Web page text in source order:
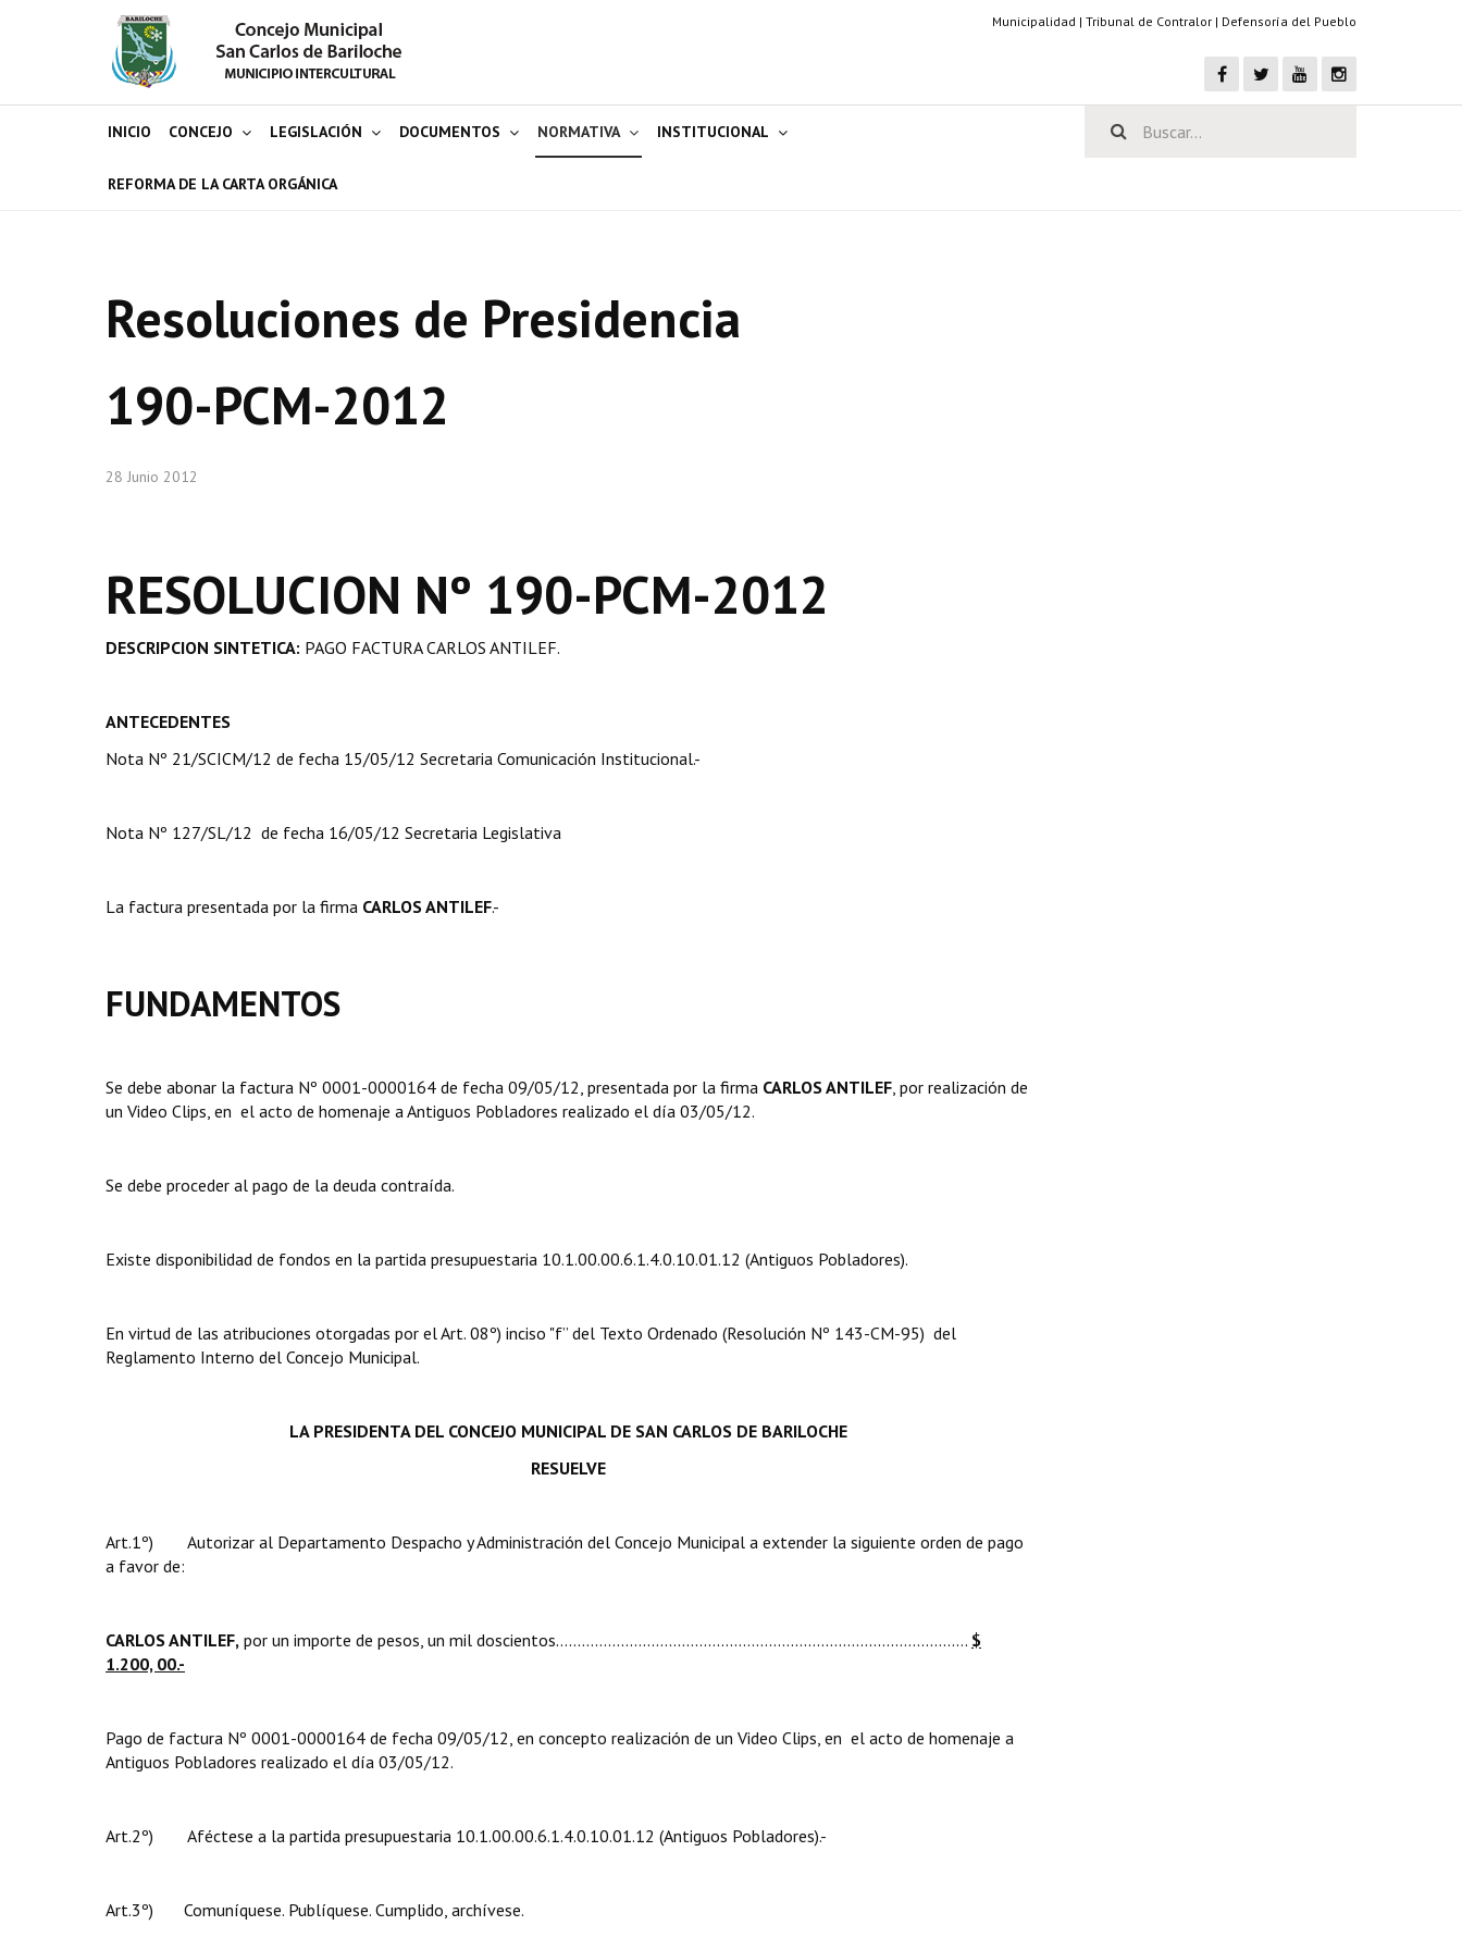
Municipalidad | Tribunal de Contralor | Defensoría del Pueblo
INICIO CONCEJO LEGISLACIÓN DOCUMENTOS NORMATIVA INSTITUCIONAL
REFORMA DE LA CARTA ORGÁNICA
Resoluciones de Presidencia
190-PCM-2012
28 Junio 2012
RESOLUCION Nº 190-PCM-2012
DESCRIPCION SINTETICA: PAGO FACTURA CARLOS ANTILEF.
ANTECEDENTES
Nota Nº 21/SCICM/12 de fecha 15/05/12 Secretaria Comunicación Institucional.-
Nota Nº 127/SL/12 de fecha 16/05/12 Secretaria Legislativa
La factura presentada por la firma CARLOS ANTILEF.-
FUNDAMENTOS
Se debe abonar la factura Nº 0001-0000164 de fecha 09/05/12, presentada por la firma CARLOS ANTILEF, por realización de
un Video Clips, en el acto de homenaje a Antiguos Pobladores realizado el día 03/05/12.
Se debe proceder al pago de la deuda contraída.
Existe disponibilidad de fondos en la partida presupuestaria 10.1.00.00.6.1.4.0.10.01.12 (Antiguos Pobladores).
En virtud de las atribuciones otorgadas por el Art. 08º) inciso "f” del Texto Ordenado (Resolución Nº 143-CM-95) del
Reglamento Interno del Concejo Municipal.
LA PRESIDENTA DELCONCEJO MUNICIPAL DE SAN CARLOS DE BARILOCHE
RESUELVE
Art.1º) Autorizar al Departamento Despacho y Administración del Concejo Municipal a extender la siguiente orden de pago
a favor de:
CARLOS ANTILEF, por un importe de pesos, un mil doscientos............................................................................................... $
1.200, 00.-
Pago de factura Nº 0001-0000164 de fecha 09/05/12, en concepto realización de un Video Clips, en el acto de homenaje a
Antiguos Pobladores realizado el día 03/05/12.
Art.2º) Aféctese a la partida presupuestaria 10.1.00.00.6.1.4.0.10.01.12 (Antiguos Pobladores).-
Art.3º) Comuníquese. Publíquese. Cumplido, archívese.